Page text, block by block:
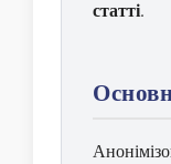
статті.